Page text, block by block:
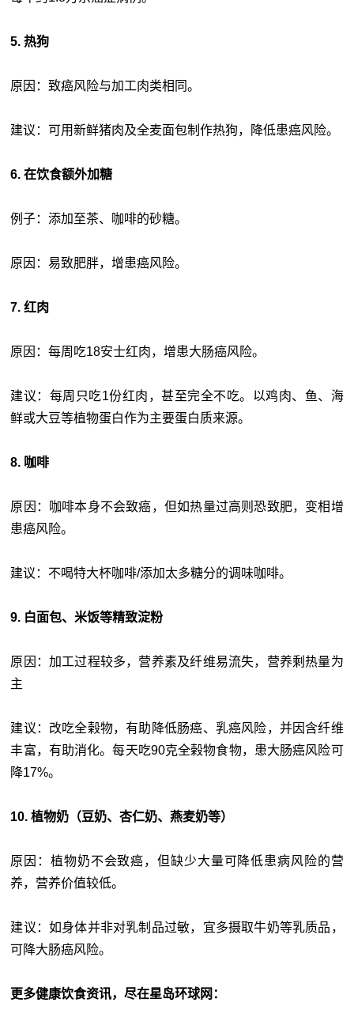
5. 热狗
原因：致癌风险与加工肉类相同。
建议：可用新鲜猪肉及全麦面包制作热狗，降低患癌风险。
6. 在饮食额外加糖
例子：添加至茶、咖啡的砂糖。
原因：易致肥胖，增患癌风险。
7. 红肉
原因：每周吃18安士红肉，增患大肠癌风险。
建议：每周只吃1份红肉，甚至完全不吃。以鸡肉、鱼、海
鲜或大豆等植物蛋白作为主要蛋白质来源。
8. 咖啡
原因：咖啡本身不会致癌，但如热量过高则恐致肥，变相增
患癌风险。
建议：不喝特大杯咖啡/添加太多糖分的调味咖啡。
9. 白面包、米饭等精致淀粉
原因：加工过程较多，营养素及纤维易流失，营养剩热量为
主
建议：改吃全榖物，有助降低肠癌、乳癌风险，并因含纤维
丰富，有助消化。每天吃90克全榖物食物，患大肠癌风险可
降17%。
10. 植物奶（豆奶、杏仁奶、燕麦奶等）
原因：植物奶不会致癌，但缺少大量可降低患病风险的营
养，营养价值较低。
建议：如身体并非对乳制品过敏，宜多摄取牛奶等乳质品，
可降大肠癌风险。
更多健康饮食资讯，尽在星岛环球网：